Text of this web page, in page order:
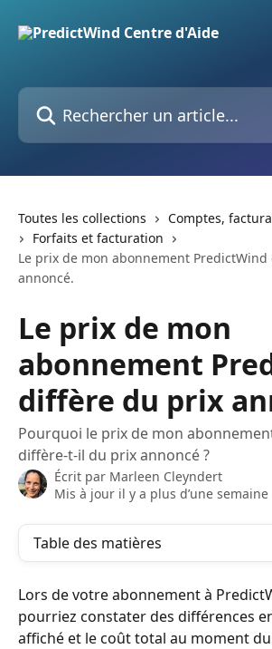
Rechercher un article...
Toutes les collections
Comptes,
Forfaits et facturation
Le prix de mon abonnement
annoncé.
Le prix de mon
abonnement
diffère du prix
Pourquoi le prix de mon
diffère-t-il du prix annoncé ?
Écrit par Marleen Cleyndert
Mis à jour il y a plus d’une semaine
Table des matières
Lors de votre abonnement à
pourriez constater des différences
affiché et le coût total au moment